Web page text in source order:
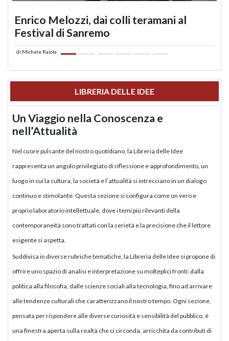
Enrico Melozzi, dai colli teramani al
Festival di Sanremo
di Michele Raiola
LIBRERIA DELLE IDEE
Un Viaggio nella Conoscenza e
nell’Attualità
Nel cuore pulsante del nostro quotidiano, la Libreria delle Idee
rappresenta un angolo privilegiato di riflessione e approfondimento, un
luogo in cui la cultura, la società e l’attualità si intrecciano in un dialogo
continuo e stimolante. Questa sezione si configura come un vero e
proprio laboratorio intellettuale, dove i temi più rilevanti della
contemporaneità sono trattati con la serietà e la precisione che il lettore
esigente si aspetta.
Suddivisa in diverse rubriche tematiche, la Libreria delle Idee si propone di
offrire uno spazio di analisi e interpretazione su molteplici fronti: dalla
politica alla filosofia, dalle scienze sociali alla tecnologia, fino ad arrivare
alle tendenze culturali che caratterizzano il nostro tempo. Ogni sezione,
pensata per rispondere alle diverse curiosità e sensibilità del pubblico, è
una finestra aperta sulla realtà che ci circonda, arricchita da contributi di